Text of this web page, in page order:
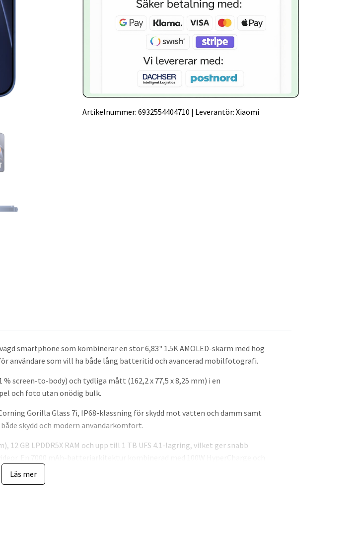
Artikelnummer: 6932554404710 | Leverantör: Xiaomi
smartphone som kombinerar en stor 6,83" 1.5K AMOLED-skärm med hög
användare som vill ha både lång batteritid och avancerad mobilfotografi.
screen-to-body) och tydliga mått (162,2 x 77,5 x 8,25 mm) i en
och foto utan onödig bulk.
Gorilla Glass 7i, IP68-klassning för skydd mot vatten och damm samt
skydd och modern användarkomfort.
12 GB LPDDR5X RAM och upp till 1 TB UFS 4.1-lagring, vilket ger snabb
Läs mer